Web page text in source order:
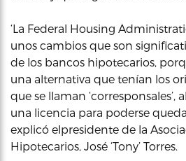
‘La Federal Housing
unos cambios que son
de los bancos hipotecarios,
una alternativa que tenían los
que se llaman
una licencia para poderse
explicó elpresidente de la
Hipotecarios, José ‘Tony’ Torres.